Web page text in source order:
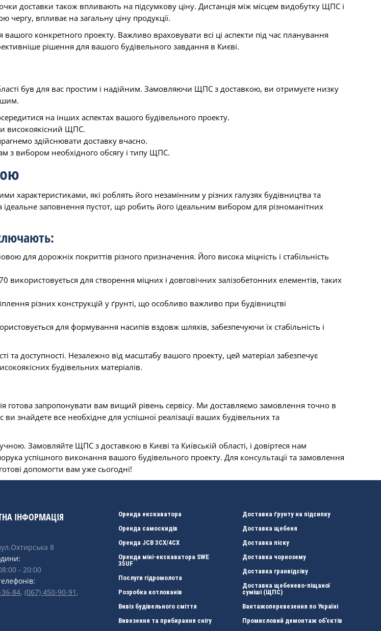
доставки також впливають на підсумкову ціну. Дистанція між місцем видобутку ЩПС і
чергу, впливає на загальну ціну продукції.
конкретного проекту. Важливо враховувати всі ці аспекти під час планування
рішення для вашого будівельного завдання в Києві.
був для вас простим і надійним. Замовляючи ЩПС з доставкою, ви отримуєте низку
на інших аспектах вашого будівельного проекту.
високоякісний ЩПС.
здійснювати доставку вчасно.
з вибором необхідного обсягу і типу ЩПС.
характеристиками, які роблять його незамінним у різних галузях будівництва та
ідеальне заповнення пустот, що робить його ідеальним вибором для різноманітних
для дорожніх покриттів різного призначення. Його висока міцність і стабільність
для створення міцних і довговічних залізобетонних елементів, таких
різних конструкцій у ґрунті, що особливо важливо при будівництві
для формування насипів вздовж шляхів, забезпечуючи їх стабільність і
та доступності. Незалежно від масштабу вашого проекту, цей матеріал забезпечує
будівельних матеріалів.
готова запропонувати вам вищий рівень сервісу. Ми доставляємо замовлення точно в
знайдете все необхідне для успішної реалізації ваших будівельних та
Замовляйте ЩПС з доставкою в Києві та Київській області, і довіртеся нам
успішного виконання вашого будівельного проекту. Для консультації та замовлення
допомогти вам уже сьогодні!
ІНФОРМАЦІЯ
8
- 20:00
36-84,(067) 450-90-91 ,
Оренда екскаватора
Оренда самоскидів
Оренда JCB 3CХ/4CX
Оренда міні-екскаватора SWE
35UF
Послуги гідромолота
Розробка котлованів
Вивіз будівельного сміття
Вивезення та прибирання снігу
Доставка ґрунту на підсипку
Доставка щебеня
Доставка піску
Доставка чорнозему
Доставка гранвідсіву
Доставка щебенево-піщаної
суміші (ЩПС)
Вантажоперевезення по Україні
Промисловий демонтаж об’єктів